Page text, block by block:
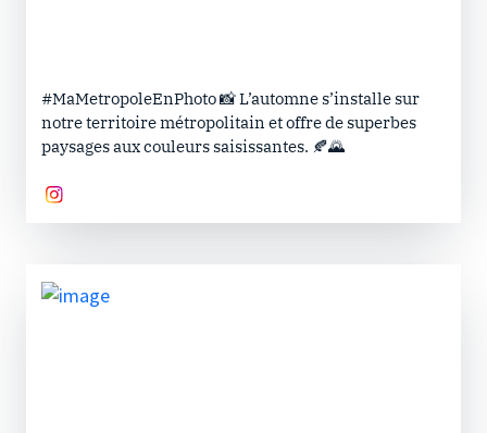
#MaMetropoleEnPhoto 📸 L’automne s’installe sur
notre territoire métropolitain et offre de superbes
paysages aux couleurs saisissantes. 🍂🌄